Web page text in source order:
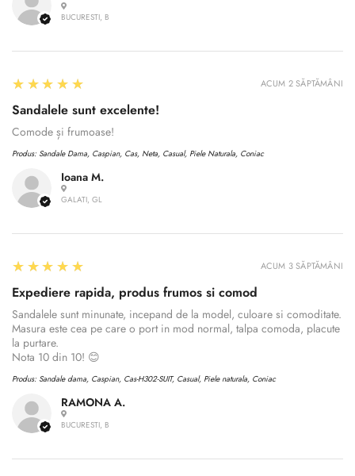
BUCURESTI, B
Ioana M.
GALATI, GL
5
★★★★★
Sandalele sunt excelente!
Comode și frumoase!
Produs: Sandale Dama, Caspian, Cas, Neta, Casual, Piele Naturala, Coniac
ACUM 2 SĂPTĂMÂNI
RAMONA A.
BUCURESTI, B
5
★★★★★
Expediere rapida, produs frumos si comod
Sandalele sunt minunate, incepand de la model, culoare si comoditate.
Masura este cea pe care o port in mod normal, talpa comoda, placute
la purtare.
Nota 10 din 10! 😊
Produs: Sandale dama, Caspian, Cas-H302-SUIT, Casual, Piele naturala, Coniac
ACUM 3 SĂPTĂMÂNI
Confirm your age
Are you 18 years old or older?